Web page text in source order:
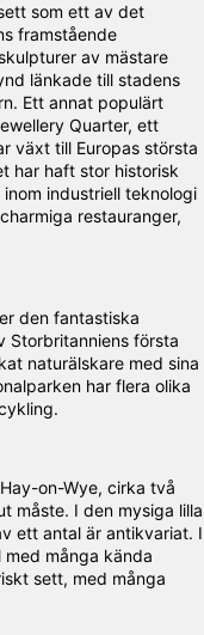
som ett av det
framstående
av mästare
länkade till stadens
Ett annat populärt
Quarter, ett
växt till Europas största
har haft stor historisk
industriell teknologi
restauranger,
den fantastiska
Storbritanniens första
naturälskare med sina
har flera olika
on-Wye, cirka två
måste. I den mysiga lilla
ett antal är antikvariat. I
många kända
sett, med många